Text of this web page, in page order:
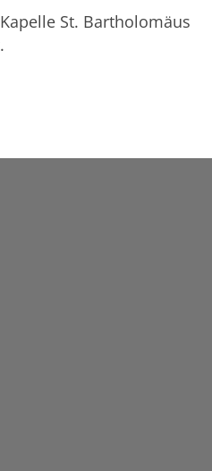
St. Bartholomäus